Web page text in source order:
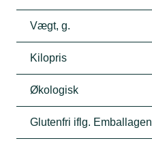
Vægt, g.
Kilopris
Økologisk
Glutenfri iflg. Emballagen